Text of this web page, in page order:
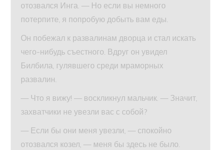
отозвался Инга. — Но если вы немного
потерпите, я попробую добыть вам еды.
Он побежал к развалинам дворца и стал искать
чего-нибудь съестного. Вдруг он увидел
Билбила, гулявшего среди мраморных
развалин.
— Что я вижу! — воскликнул мальчик. — Значит,
захватчики не увезли вас с собой?
— Если бы они меня увезли, — спокойно
отозвался козел, — меня бы здесь не было.